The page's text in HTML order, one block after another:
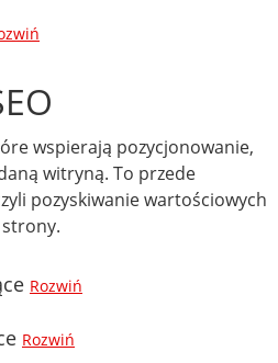
wspierają pozycjonowanie,
witryną. To przede
pozyskiwanie wartościowych
Rozwiń
Rozwiń